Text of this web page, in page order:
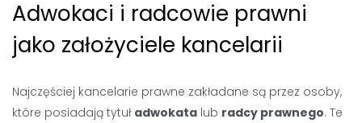
Adwokaci i radcowie prawni
jako założyciele kancelarii
Najczęściej kancelarie prawne zakładane są przez osoby,
które posiadają tytuł adwokata lub radcy prawnego. Te